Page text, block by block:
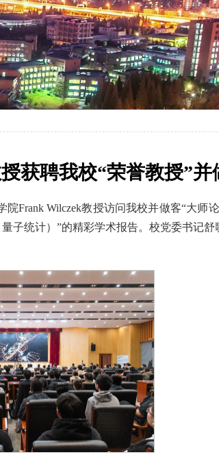
获聘我校“荣誉教授”并
Frank Wilczek教授访问我校并做客“大师
量子统计）”的精彩学术报告。校党委书记